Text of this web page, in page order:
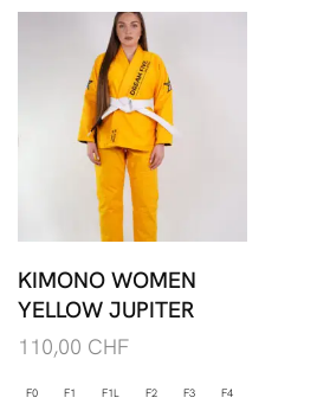
KIMONO WOMEN
YELLOW JUPITER
110,00 CHF
F0 F1 F1L F2 F3 F4